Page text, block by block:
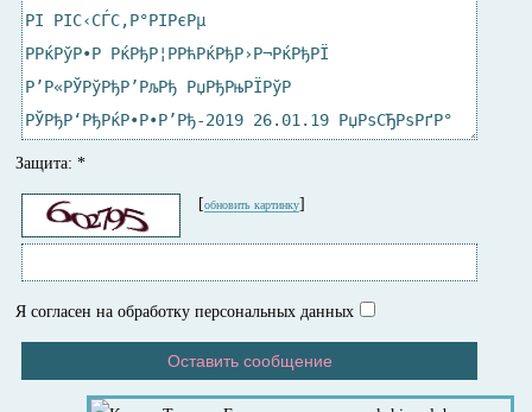
Защита: *
[обновить картинку]
Я согласен на обработку персональных данных